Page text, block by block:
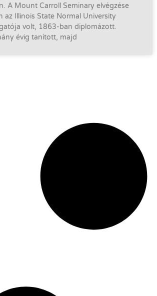
A Mount Carroll Seminary elvégzése
az Illinois State Normal University
volt, 1863-ban diplomázott.
évig tanított, majd